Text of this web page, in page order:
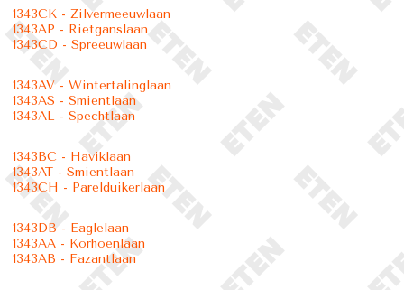
1343CK - Zilvermeeuwlaan
1343AP - Rietganslaan
1343CD - Spreeuwlaan
1343AV - Wintertalinglaan
1343AS - Smientlaan
1343AL - Spechtlaan
1343BC - Haviklaan
1343AT - Smientlaan
1343CH - Parelduikerlaan
1343DB - Eaglelaan
1343AA - Korhoenlaan
1343AB - Fazantlaan